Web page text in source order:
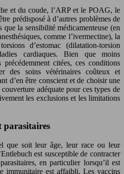
et du coude, l’ARP et le POAG, le
prédisposé à d’autres problèmes de
que la sensibilité médicamenteuse (en
comme l’ivermectine), la
d’estomac (dilatation-torsion
cardiaques. Bien que moins
citées, ces conditions
des soins vétérinaires coûteux et
d’en être conscient et de choisir une
adéquate pour ces types de
les exclusions et les limitations
parasitaires
que soit leur âge, leur race ou leur
est susceptible de contracter
en particulier lorsqu’il est
immunitaire est affaibli. Les vaccins